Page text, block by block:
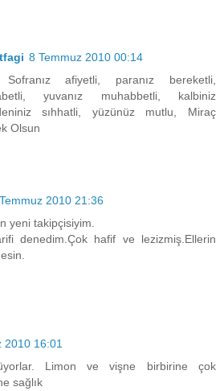
8 Temmuz 2010 00:14
afiyetli, paranız bereketli,
yuvanız muhabbetli, kalbiniz
sıhhatli, yüzünüz mutlu, Miraç
Olsun
2010 21:36
yeni takipçisiyim.
denedim.Çok hafif ve lezizmiş.Ellerin
2010 16:01
Limon ve vişne birbirine çok
sağlık